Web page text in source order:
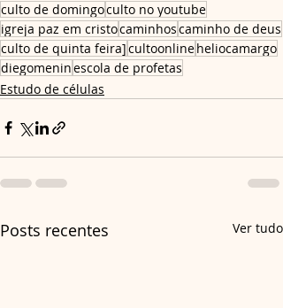
culto de domingoculto no youtube
igreja paz em cristocaminhoscaminho de deus
culto de quinta feira]cultoonlineheliocamargo
diegomeninescola de profetas
Estudo de células
Posts recentes Ver tudo